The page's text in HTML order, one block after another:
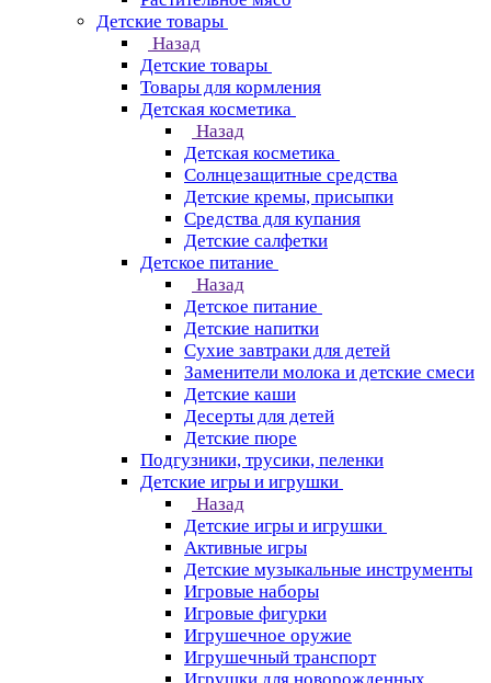
Детские товары
Назад
Детские товары
Товары для кормления
Детская косметика
Назад
Детская косметика
Солнцезащитные средства
Детские кремы, присыпки
Средства для купания
Детские салфетки
Детское питание
Назад
Детское питание
Детские напитки
Сухие завтраки для детей
Заменители молока и детские смеси
Детские каши
Десерты для детей
Детские пюре
Подгузники, трусики, пеленки
Детские игры и игрушки
Назад
Детские игры и игрушки
Активные игры
Детские музыкальные инструменты
Игровые наборы
Игровые фигурки
Игрушечное оружие
Игрушечный транспорт